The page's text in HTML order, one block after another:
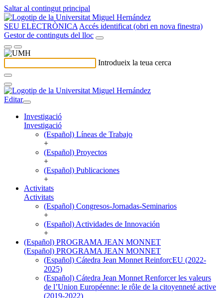
Saltar al contingut principal
SEU ELECTRÒNICA Accés identificat (obri en nova finestra)
Gestor de continguts del lloc
Introdueix la teua cerca
Editar
Investigació
Investigació
(Español) Líneas de Trabajo
+
(Español) Proyectos
+
(Español) Publicaciones
+
Activitats
Activitats
(Español) Congresos-Jornadas-Seminarios
+
(Español) Actividades de Innovación
+
(Español) PROGRAMA JEAN MONNET
(Español) PROGRAMA JEAN MONNET
(Español) Cátedra Jean Monnet ReinforcEU (2022-
2025)
(Español) Cátedra Jean Monnet Renforcer les valeurs
de l’Union Européenne: le rôle de la citoyenneté active
(2019-2022)